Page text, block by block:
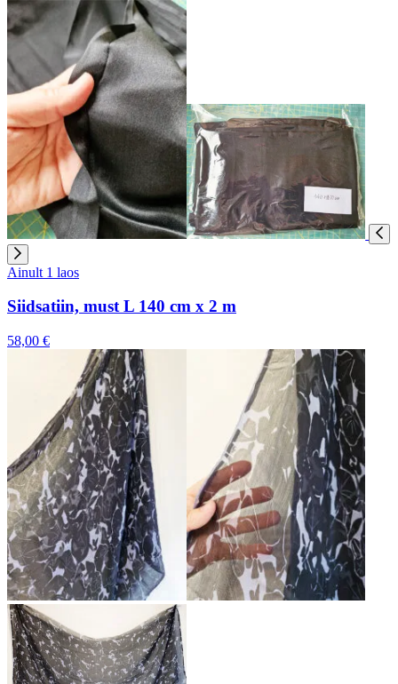
Ainult 1 laos
Siidsatiin, must L 140 cm x 2 m
58,00 €